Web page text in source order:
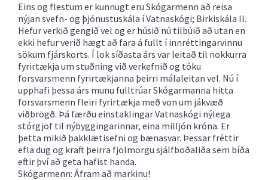
Eins og flestum er kunnugt eru Skógarmenn að reisa
nýjan svefn- og þjónustuskála í Vatnaskógi; Birkiskála II.
Hefur verkið gengið vel og er húsið nú tilbúið að utan en
ekki hefur verið hægt að fara á fullt í innréttingarvinnu
sökum fjárskorts. Í lok síðasta árs var leitað til nokkurra
fyrirtækja um stuðning við verkefnið og tóku
forsvarsmenn fyrirtækjanna þeirri málaleitan vel. Nú í
upphafi þessa árs munu fulltrúar Skógarmanna hitta
forsvarsmenn fleiri fyrirtækja með von um jákvæð
viðbrögð. Þá færðu einstaklingar Vatnaskógi nýlega
stórgjöf til nýbyggingarinnar, eina milljón króna. Er
þetta mikið þakklætisefni og bænasvar. Þessar fréttir
efla dug og kraft þeirra fjölmörgu sjálfboðaliða sem bíða
eftir því að geta hafist handa.
Skógarmenn: Áfram að markinu!